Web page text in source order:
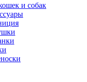
и собак